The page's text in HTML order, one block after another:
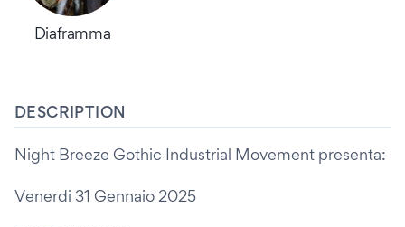
Diaframma
DESCRIPTION
Night Breeze Gothic Industrial Movement presenta:
Venerdi 31 Gennaio 2025